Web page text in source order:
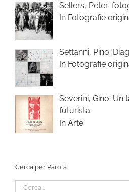
Sellers, Peter:
In Fotografie
Settanni, Pino:
In Fotografie
Severini, Gino:
futurista
In Arte
Cerca per Parola
Cerca